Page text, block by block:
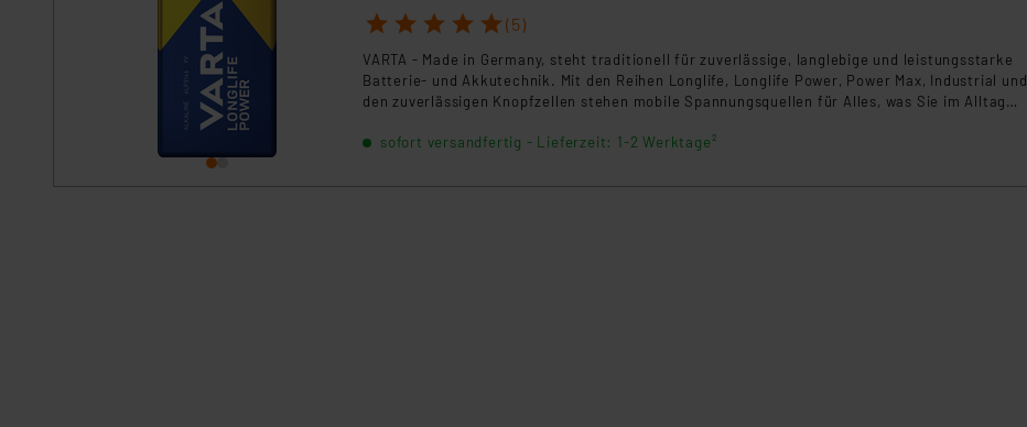
1 2 3 4 5 (5)
VARTA - Made in Germany, steht traditionell für zuverlässige, langlebige und leistungsstarke
Batterie- und Akkutechnik. Mit den Reihen Longlife, Longlife Power, Power Max, Industrial und
den zuverlässigen Knopfzellen stehen mobile Spannungsquellen für Alles, was Sie im Alltag
mit langen Laufzeiten für stromarme Anwendungen.
sofort versandfertig - Lieferzeit: 1-2 Werktage²